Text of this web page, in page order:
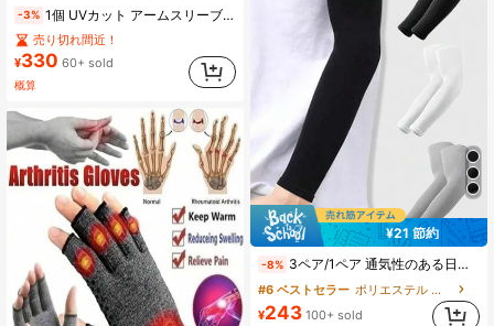
-3% 1個 UVカット アームスリーブ、ゆとりフィット 軽量 通気性 サイクリング用 夏用
売り切れ間近！
¥330 60+ sold
概算
¥21 節約
-8% 3ペア/1ペア 通気性のある日よけアームカバー、冷却&UV保護、運転、ゴルフ、釣り、サイクリング、ハイキング、アウトドアスポーツに適しています
#6 ベストセラー
ポリエステル メンズグローブ
¥243 100+ sold